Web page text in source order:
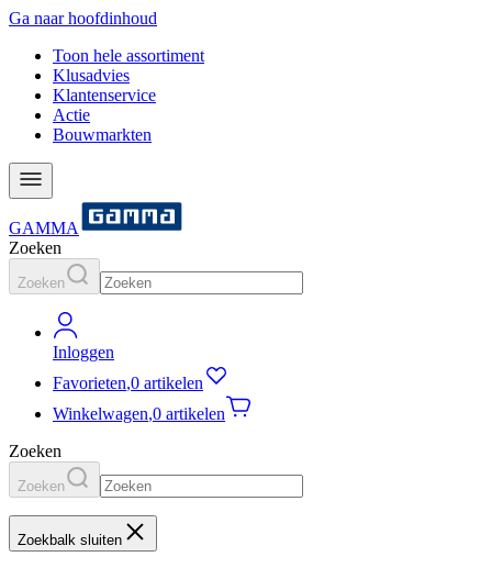
Ga naar hoofdinhoud
Toon hele assortiment
Klusadvies
Klantenservice
Actie
Bouwmarkten
GAMMA
Zoeken
Zoeken
Inloggen
Favorieten,0 artikelen
Winkelwagen,0 artikelen
Zoeken
Zoeken
Zoekbalk sluiten